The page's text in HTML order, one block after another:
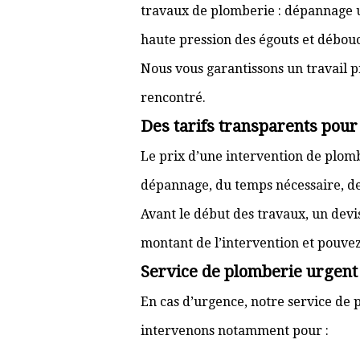
travaux de plomberie :
haute pression des égouts et
Nous vous garantissons un travail
rencontré.
Des tarifs transparents
Le prix d’une intervention de
dépannage, du temps nécessaire,
Avant le début des travaux, un
montant de l’intervention et
Service de plomberie
En cas d’urgence, notre service
intervenons notamment pour :